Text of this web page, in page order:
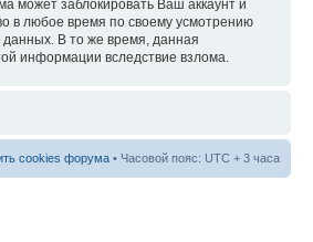
может заблокировать Ваш аккаунт и
в любое время по своему усмотрению
данных. В то же время, данная
информации вследствие взлома.
cookies форума • Часовой пояс: UTC + 3 часа